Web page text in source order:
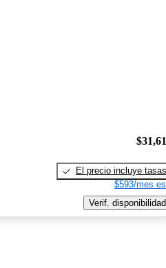
El precio incluye tasas
$593/mes
Verif. disponibilidad